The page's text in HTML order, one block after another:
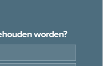
worden?